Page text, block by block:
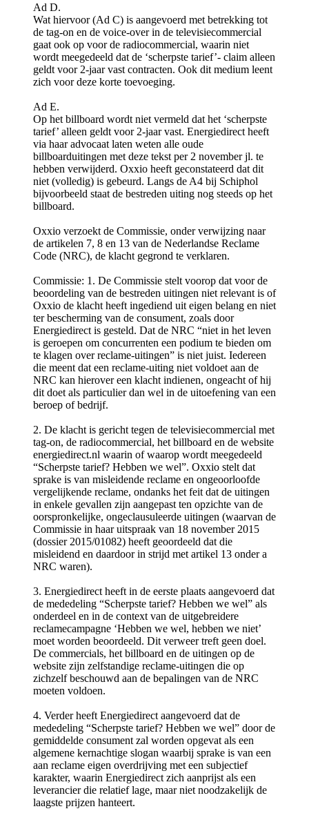
Ad D.
Wat hiervoor (Ad C) is aangevoerd met betrekking tot
de tag-on en de voice-over in de televisiecommercial
gaat ook op voor de radiocommercial, waarin niet
wordt meegedeeld dat de ‘scherpste tarief’- claim alleen
geldt voor 2-jaar vast contracten. Ook dit medium leent
zich voor deze korte toevoeging.
Ad E.
Op het billboard wordt niet vermeld dat het ‘scherpste
tarief’ alleen geldt voor 2-jaar vast. Energiedirect heeft
via haar advocaat laten weten alle oude
billboarduitingen met deze tekst per 2 november jl. te
hebben verwijderd. Oxxio heeft geconstateerd dat dit
niet (volledig) is gebeurd. Langs de A4 bij Schiphol
bijvoorbeeld staat de bestreden uiting nog steeds op het
billboard.
Oxxio verzoekt de Commissie, onder verwijzing naar
de artikelen 7, 8 en 13 van de Nederlandse Reclame
Code (NRC), de klacht gegrond te verklaren.
Commissie: 1. De Commissie stelt voorop dat voor de
beoordeling van de bestreden uitingen niet relevant is of
Oxxio de klacht heeft ingediend uit eigen belang en niet
ter bescherming van de consument, zoals door
Energiedirect is gesteld. Dat de NRC “niet in het leven
is geroepen om concurrenten een podium te bieden om
te klagen over reclame-uitingen” is niet juist. Iedereen
die meent dat een reclame-uiting niet voldoet aan de
NRC kan hierover een klacht indienen, ongeacht of hij
dit doet als particulier dan wel in de uitoefening van een
beroep of bedrijf.
2. De klacht is gericht tegen de televisiecommercial met
tag-on, de radiocommercial, het billboard en de website
energiedirect.nl waarin of waarop wordt meegedeeld
“Scherpste tarief? Hebben we wel”. Oxxio stelt dat
sprake is van misleidende reclame en ongeoorloofde
vergelijkende reclame, ondanks het feit dat de uitingen
in enkele gevallen zijn aangepast ten opzichte van de
oorspronkelijke, ongeclausuleerde uitingen (waarvan de
Commissie in haar uitspraak van 18 november 2015
(dossier 2015/01082) heeft geoordeeld dat die
misleidend en daardoor in strijd met artikel 13 onder a
NRC waren).
3. Energiedirect heeft in de eerste plaats aangevoerd dat
de mededeling “Scherpste tarief? Hebben we wel” als
onderdeel en in de context van de uitgebreidere
reclamecampagne ‘Hebben we wel, hebben we niet’
moet worden beoordeeld. Dit verweer treft geen doel.
De commercials, het billboard en de uitingen op de
website zijn zelfstandige reclame-uitingen die op
zichzelf beschouwd aan de bepalingen van de NRC
moeten voldoen.
4. Verder heeft Energiedirect aangevoerd dat de
mededeling “Scherpste tarief? Hebben we wel” door de
gemiddelde consument zal worden opgevat als een
algemene kernachtige slogan waarbij sprake is van een
aan reclame eigen overdrijving met een subjectief
karakter, waarin Energiedirect zich aanprijst als een
leverancier die relatief lage, maar niet noodzakelijk de
laagste prijzen hanteert.